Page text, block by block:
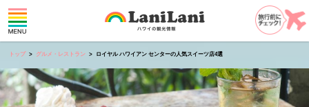
トップ グルメ・レストラン ロイヤル ハワイアン センターの人気スイーツ店4選